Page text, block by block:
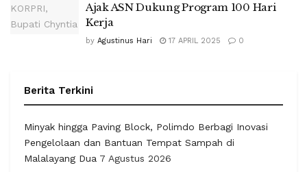
Ajak ASN Dukung Program 100 Hari
Kerja
by Agustinus Hari 17 APRIL 2025 0
Berita Terkini
Minyak hingga Paving Block, Polimdo Berbagi Inovasi
Pengelolaan dan Bantuan Tempat Sampah di
Malalayang Dua 7 Agustus 2026